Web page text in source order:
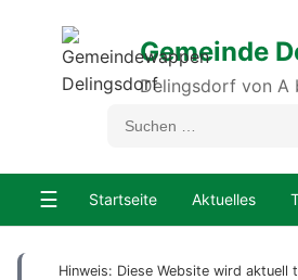
Gemeinde
Delingsdorf von A
☰ Startseite Aktuelles
Hinweis: Diese Website wird aktuell